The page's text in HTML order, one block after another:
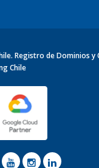
Registro de Dominios y
Chile